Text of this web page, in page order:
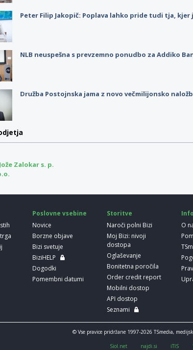
Peter Filip Jakopič: Poplava lahko pride tudi tja, kjer
NLB neuspešna s prevzemno ponudbo za Addiko
Družba Postojnska jama z novo večmilijonsko
Jože Zalokar s. p.
Poslovne vsebine
Novice
Borzne objave
Bizi svetuje
BiziHELP
Dogodki
Pomembni datumi
Storitve
Naroči polni Bizi
Moj Bizi: nivoji
dostopa
Oglaševanje
Bonitetna poročila
Order credit report
Mobilni dostop
API dostop
Seznami
O
© Vse pravice pridržane 1997-2026 TSmedia,
Siol.net najdi.si iTIS